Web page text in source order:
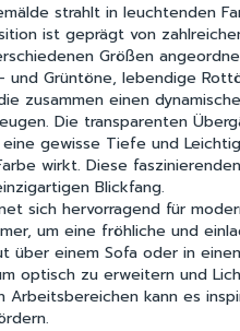
strahlt in leuchtenden
ist geprägt von
Größen
und Grüntöne, lebendige
zusammen einen
Die transparenten
gewisse Tiefe und
wirkt. Diese
Blickfang.
sich hervorragend für
um eine fröhliche und
über einem Sofa oder in
optisch zu erweitern und
Arbeitsbereichen kann es